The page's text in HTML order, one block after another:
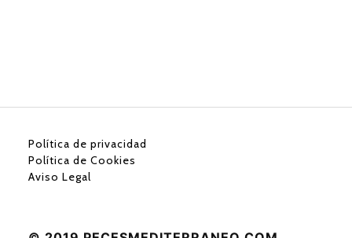
Política de privacidad
Política de Cookies
Aviso Legal